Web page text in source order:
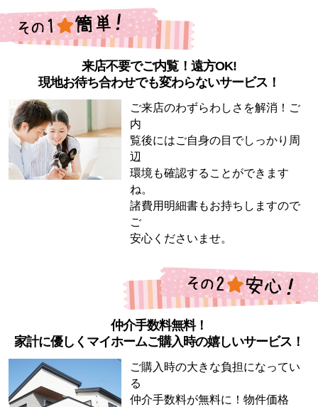
来店不要でご内覧！遠方OK!
現地お待ち合わせでも変わらないサービス！
ご来店のわずらわしさを解消！ご
内
覧後にはご自身の目でしっかり周
辺
環境も確認することができます
ね。
諸費用明細書もお持ちしますので
ご
安心くださいませ。
仲介手数料無料！
家計に優しくマイホームご購入時の嬉しいサービス！
ご購入時の大きな負担になってい
る
仲介手数料が無料に！物件価格